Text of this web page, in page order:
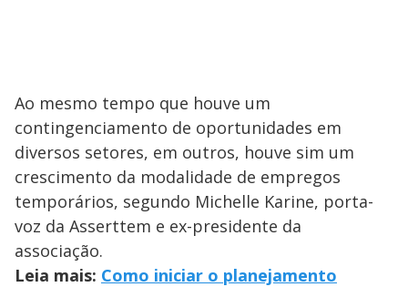
Ao mesmo tempo que houve um
contingenciamento de oportunidades em
diversos setores, em outros, houve sim um
crescimento da modalidade de empregos
temporários, segundo Michelle Karine, porta-
voz da Asserttem e ex-presidente da
associação.
Leia mais: Como iniciar o planejamento